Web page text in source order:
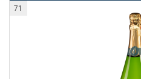
71